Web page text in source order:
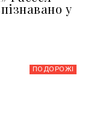
у
ПОДОРОЖІ